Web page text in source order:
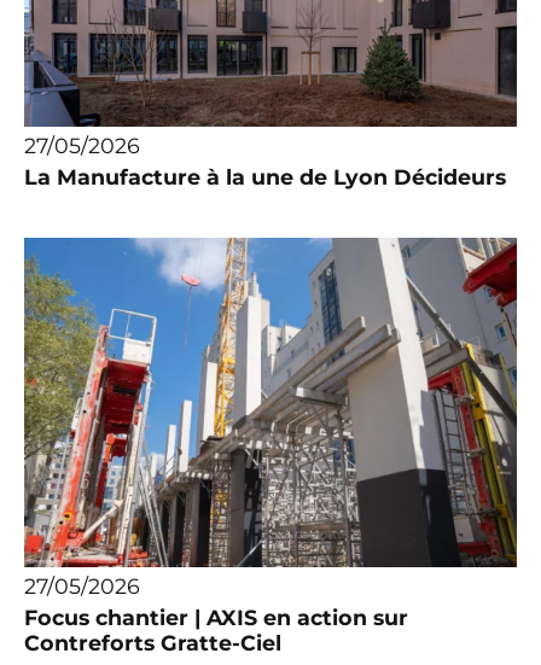
27/05/2026
La Manufacture à la une de Lyon Décideurs
27/05/2026
Focus chantier | AXIS en action sur
Contreforts Gratte-Ciel